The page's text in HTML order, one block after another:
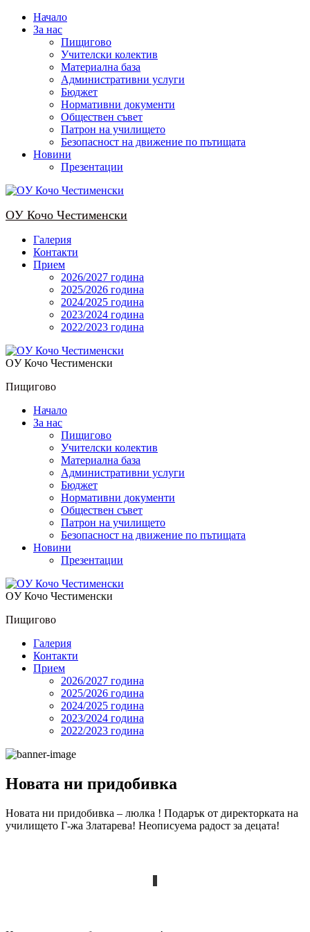
Skip
Начало
За нас
Пищигово
Учителски колектив
Материална база
Административни услуги
Бюджет
Нормативни документи
Обществен съвет
Патрон на училището
Безопасност на движение по пътищата
Новини
Презентации
OУ Кочо Чeстименски
Галерия
Контакти
Прием
2026/2027 година
2025/2026 година
2024/2025 годинa
2023/2024 година
2022/2023 година
OУ Кочо Чeстименски
Пищигово
Начало
За нас
Пищигово
Учителски колектив
Материална база
Административни услуги
Бюджет
Нормативни документи
Обществен съвет
Патрон на училището
Безопасност на движение по пътищата
Новини
Презентации
OУ Кочо Чeстименски
Пищигово
Галерия
Контакти
Прием
2026/2027 година
2025/2026 година
2024/2025 годинa
2023/2024 година
2022/2023 година
Новата ни придобивка
Новата ни придобивка – люлка ! Подарък от директорката на
училището Г-жа Златарева! Неописуема радост за децата!